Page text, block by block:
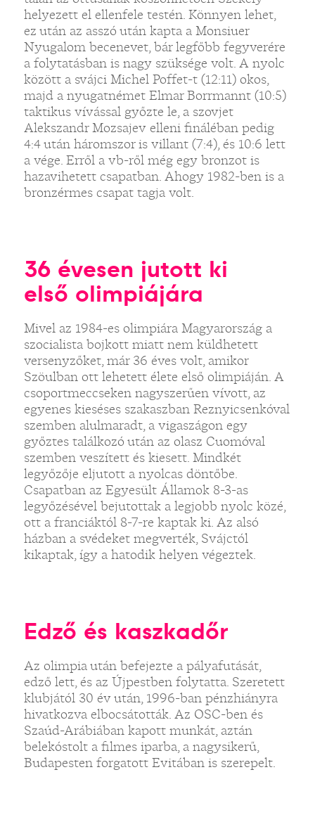
helyezett el ellenfele testén. Könnyen lehet,
ez után az asszó után kapta a Monsiuer
Nyugalom becenevet, bár legfőbb fegyverére
a folytatásban is nagy szüksége volt. A nyolc
között a svájci Michel Poffet-t (12:11) okos,
majd a nyugatnémet Elmar Borrmannt (10:5)
taktikus vívással győzte le, a szovjet
Alekszandr Mozsajev elleni fináléban pedig
4:4 után háromszor is villant (7:4), és 10:6 lett
a vége. Erről a vb-ről még egy bronzot is
hazavihetett csapatban. Ahogy 1982-ben is a
bronzérmes csapat tagja volt.
36 évesen jutott ki
első olimpiájára
Mivel az 1984-es olimpiára Magyarország a
szocialista bojkott miatt nem küldhetett
versenyzőket, már 36 éves volt, amikor
Szöulban ott lehetett élete első olimpiáján. A
csoportmeccseken nagyszerűen vívott, az
egyenes kieséses szakaszban Reznyicsenkóval
szemben alulmaradt, a vigaszágon egy
győztes találkozó után az olasz Cuomóval
szemben veszített és kiesett. Mindkét
legyőzője eljutott a nyolcas döntőbe.
Csapatban az Egyesült Államok 8-3-as
legyőzésével bejutottak a legjobb nyolc közé,
ott a franciáktól 8-7-re kaptak ki. Az alsó
házban a svédeket megverték, Svájctól
kikaptak, így a hatodik helyen végeztek.
Edző és kaszkadőr
Az olimpia után befejezte a pályafutását,
edző lett, és az Újpestben folytatta. Szeretett
klubjától 30 év után, 1996-ban pénzhiányra
hivatkozva elbocsátották. Az OSC-ben és
Szaúd-Arábiában kapott munkát, aztán
belekóstolt a filmes iparba, a nagysikerű,
Budapesten forgatott Evitában is szerepelt.